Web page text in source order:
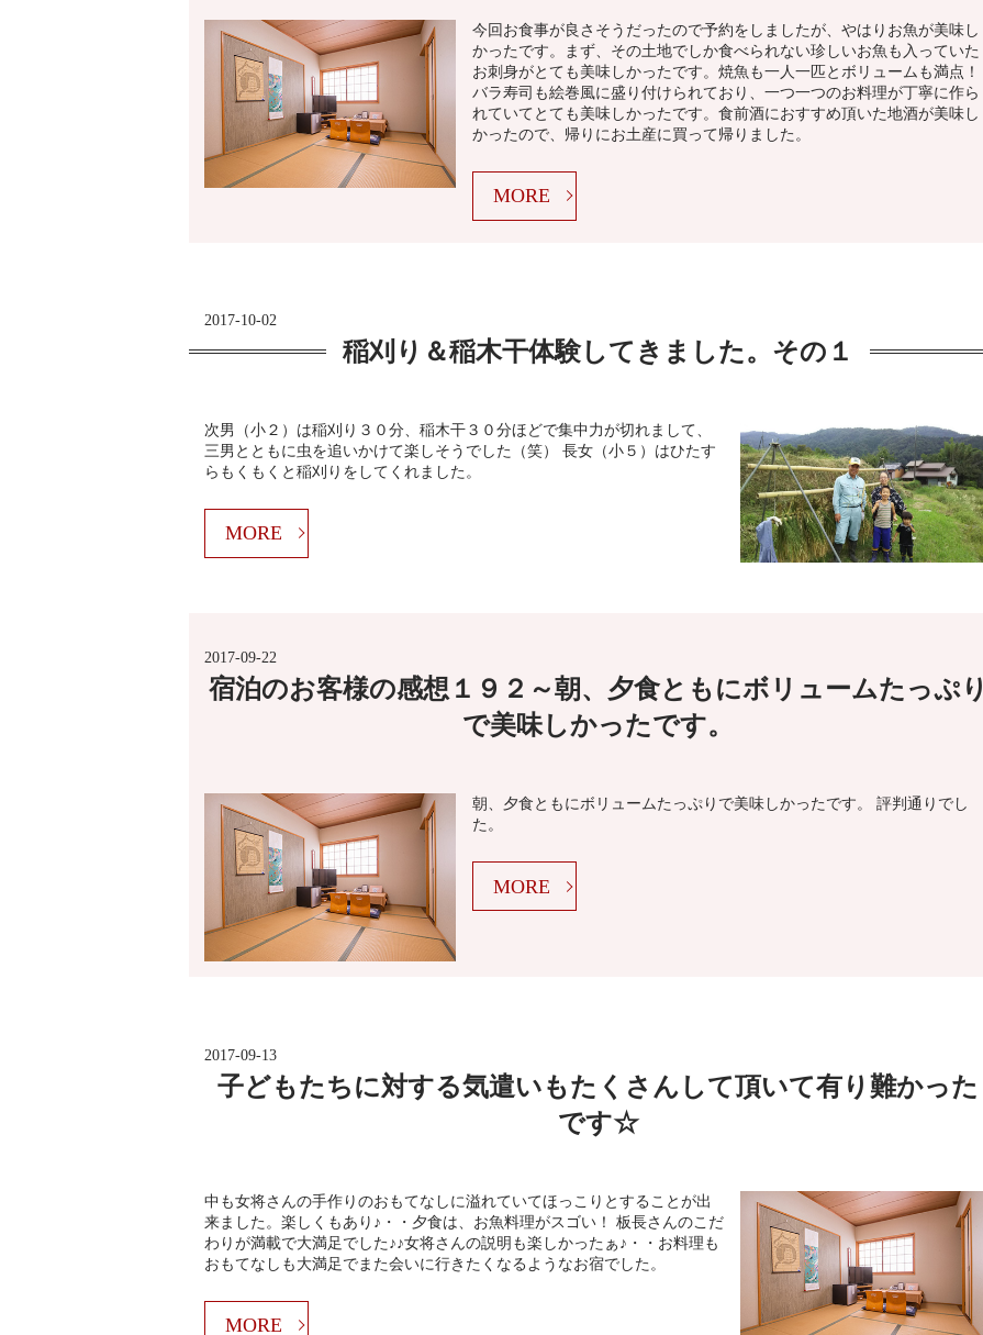
今回お食事が良さそうだったので予約をしましたが、やはりお魚が美味し
かったです。まず、その土地でしか食べられない珍しいお魚も入っていた
お刺身がとても美味しかったです。焼魚も一人一匹とボリュームも満点！
バラ寿司も絵巻風に盛り付けられており、一つ一つのお料理が丁寧に作ら
れていてとても美味しかったです。食前酒におすすめ頂いた地酒が美味し
かったので、帰りにお土産に買って帰りました。
MORE
2017-10-02
稲刈り＆稲木干体験してきました。その１
次男（小２）は稲刈り３０分、稲木干３０分ほどで集中力が切れまして、
三男とともに虫を追いかけて楽しそうでした（笑） 長女（小５）はひたす
らもくもくと稲刈りをしてくれました。
MORE
2017-09-22
宿泊のお客様の感想１９２～朝、夕食ともにボリュームたっぷり
で美味しかったです。
朝、夕食ともにボリュームたっぷりで美味しかったです。 評判通りでし
た。
MORE
2017-09-13
子どもたちに対する気遣いもたくさんして頂いて有り難かった
です☆
中も女将さんの手作りのおもてなしに溢れていてほっこりとすることが出
来ました。楽しくもあり♪・・夕食は、お魚料理がスゴい！ 板長さんのこだ
わりが満載で大満足でした♪♪女将さんの説明も楽しかったぁ♪・・お料理も
おもてなしも大満足でまた会いに行きたくなるようなお宿でした。
MORE